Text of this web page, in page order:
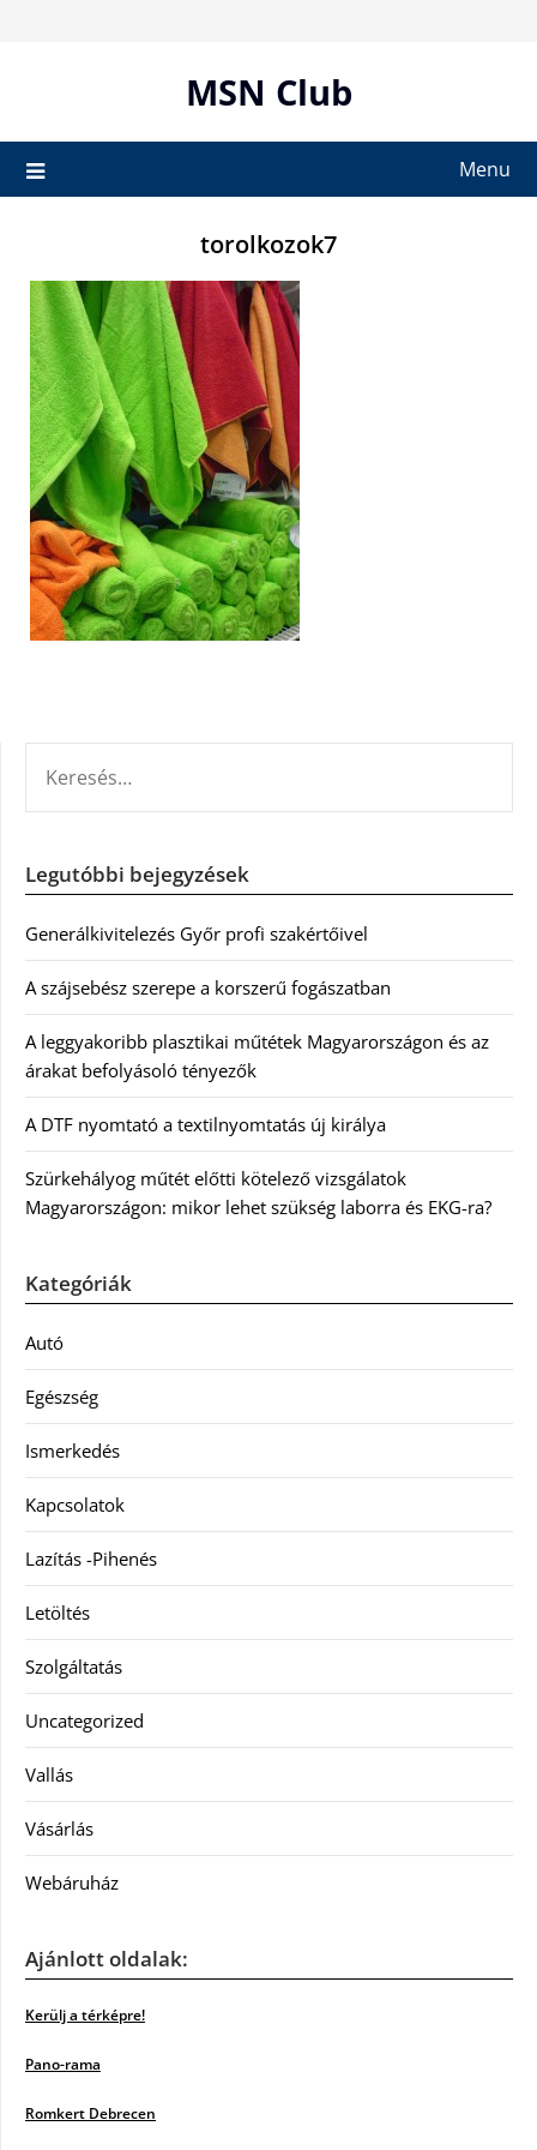
MSN Club
Menu
torolkozok7
Legutóbbi bejegyzések
Generálkivitelezés Győr profi szakértőivel
A szájsebész szerepe a korszerű fogászatban
A leggyakoribb plasztikai műtétek Magyarországon és az
árakat befolyásoló tényezők
A DTF nyomtató a textilnyomtatás új királya
Szürkehályog műtét előtti kötelező vizsgálatok
Magyarországon: mikor lehet szükség laborra és EKG-ra?
Kategóriák
Autó
Egészség
Ismerkedés
Kapcsolatok
Lazítás -Pihenés
Letöltés
Szolgáltatás
Uncategorized
Vallás
Vásárlás
Webáruház
Ajánlott oldalak:
Kerülj a térképre!
Pano-rama
Romkert Debrecen